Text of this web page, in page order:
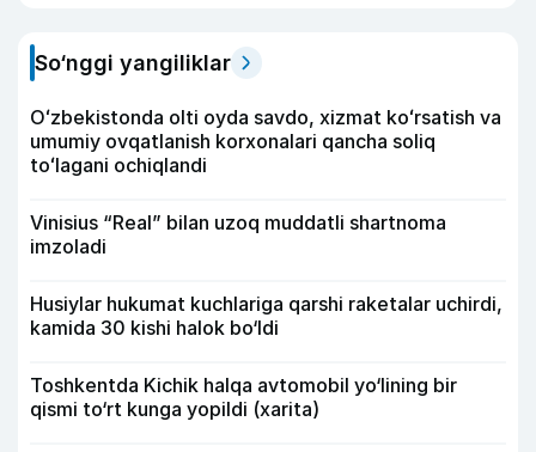
So‘nggi yangiliklar
Oʻzbekistonda olti oyda savdo, xizmat koʻrsatish va
umumiy ovqatlanish korxonalari qancha soliq
toʻlagani ochiqlandi
Vinisius “Real” bilan uzoq muddatli shartnoma
imzoladi
Husiylar hukumat kuchlariga qarshi raketalar uchirdi,
kamida 30 kishi halok bo‘ldi
Toshkentda Kichik halqa avtomobil yo‘lining bir
qismi to‘rt kunga yopildi (xarita)